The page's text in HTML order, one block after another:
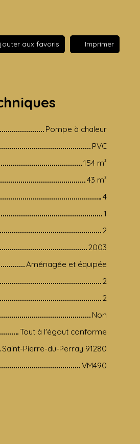
aux favoris Imprimer
Pompe à chaleur
PVC
154 m²
43 m²
4
1
2
2003
Aménagée et équipée
2
2
Non
Tout à l'égout conforme
Saint-Pierre-du-Perray 91280
VM490